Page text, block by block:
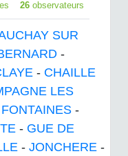
26 observateurs
SUR
-
- CHAILLE
LES
-
- GUE DE
- JONCHERE -